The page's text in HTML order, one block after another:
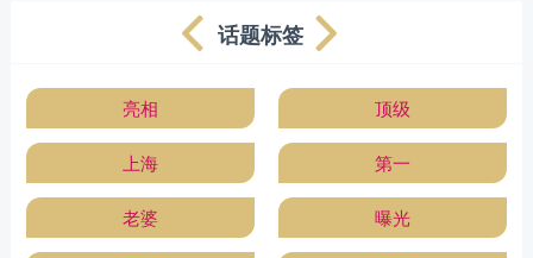
话题标签
亮相 顶级
上海 第一
老婆 曝光